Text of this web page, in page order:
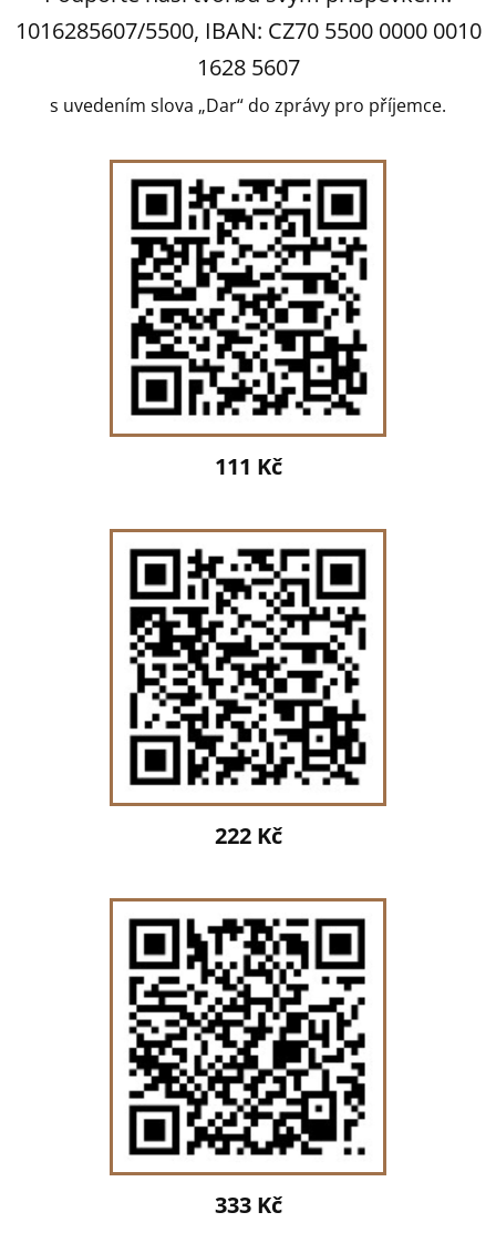
1016285607/5500, IBAN: CZ70 5500 0000 0010
1628 5607
s uvedením slova „Dar“ do zprávy pro příjemce.
111 Kč
222 Kč
333 Kč